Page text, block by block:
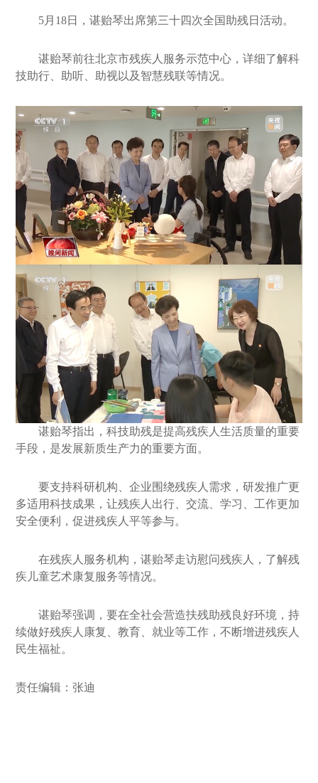
5月18日，谌贻琴出席第三十四次全国助残日活动。
谌贻琴前往北京市残疾人服务示范中心，详细了解科
技助行、助听、助视以及智慧残联等情况。
谌贻琴指出，科技助残是提高残疾人生活质量的重要
手段，是发展新质生产力的重要方面。
要支持科研机构、企业围绕残疾人需求，研发推广更
多适用科技成果，让残疾人出行、交流、学习、工作更加
安全便利，促进残疾人平等参与。
在残疾人服务机构，谌贻琴走访慰问残疾人，了解残
疾儿童艺术康复服务等情况。
谌贻琴强调，要在全社会营造扶残助残良好环境，持
续做好残疾人康复、教育、就业等工作，不断增进残疾人
民生福祉。
责任编辑：张迪